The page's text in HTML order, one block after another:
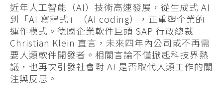
近年人工智能（AI）技術高速發展，從生成式 AI
到「AI 寫程式」（AI coding），正重塑企業的
運作模式。德國企業軟件巨頭 SAP 行政總裁
Christian Klein 直言，未來四年內公司或不再需
要人類軟件開發者。相關言論不僅掀起科技界熱
議，也再次引發社會對 AI 是否取代人類工作的關
注與反思。